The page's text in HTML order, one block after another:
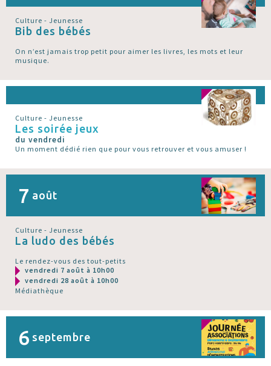
Culture - Jeunesse
Bib des bébés
On n’est jamais trop petit pour aimer les livres, les mots et leur
musique.
Culture - Jeunesse
Les soirée jeux
du vendredi
Un moment dédié rien que pour vous retrouver et vous amuser !
7 août
Culture - Jeunesse
La ludo des bébés
Le rendez-vous des tout-petits
vendredi 7 août à 10h00
vendredi 28 août à 10h00
Médiathèque
6 septembre